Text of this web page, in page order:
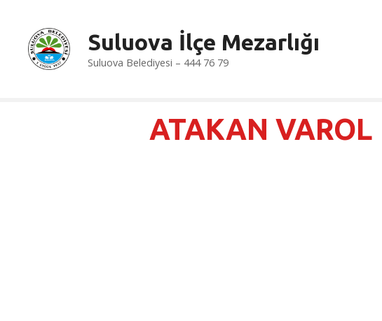
Suluova İlçe Mezarlığı
Suluova Belediyesi – 444 76 79
ATAKAN VAROL